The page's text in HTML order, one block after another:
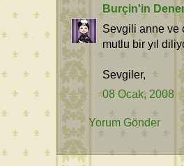
Burçin'in
Sevgili anne ve
mutlu bir yıl
Sevgiler,
08 Ocak, 2008
Yorum Gönder